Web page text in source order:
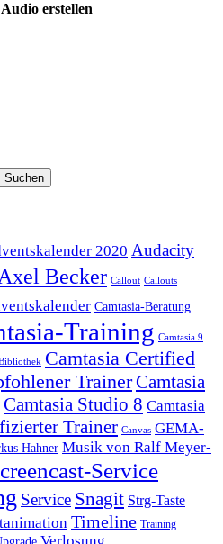
erstellen
2020 Audacity
Becker Callout Callouts
Camtasia-Beratung
Training Camtasia 9
Camtasia Certified
TrainerCamtasia
Camtasia Studio 8 Camtasia
Trainer Canvas GEMA-
Hahner Musik von Ralf Meyer-
Service
Service Snagit Strg-Taste
Timeline Training